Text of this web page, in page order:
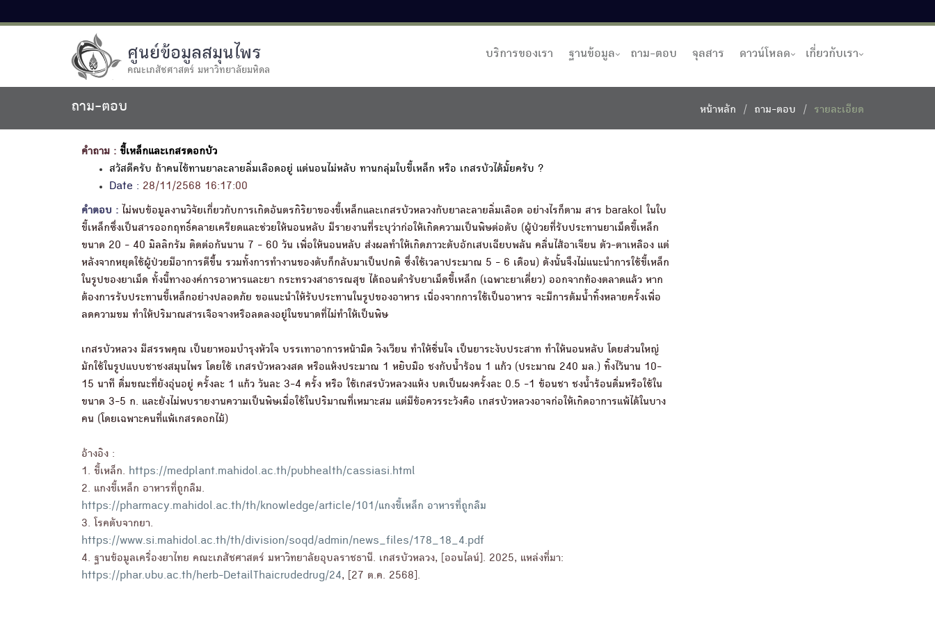
ศูนย์ข้อมูลสมุนไพร
คณะเภสัชศาสตร์ มหาวิทยาลัยมหิดล
บริการของเรา ฐานข้อมูล ถาม-ตอบ จุลสาร ดาวน์โหลด เกี่ยวกับเรา
ถาม-ตอบ หน้าหลัก ถาม-ตอบ รายละเอียด
คำถาม : ขี้เหล็กและเกสรดอกบัว
สวัสดีครับ ถ้าคนไข้ทานยาละลายลิ่มเลือดอยู่ แต่นอนไม่หลับ ทานกลุ่มใบขี้เหล็ก หรือ เกสรบัวได้มั้ยครับ ?
Date : 28/11/2568 16:17:00
คำตอบ : ไม่พบข้อมูลงานวิจัยเกี่ยวกับการเกิดอันตรกิริยาของขี้เหล็กและเกสรบัวหลวงกับยาละลายลิ่มเลือด อย่างไรก็ตาม สาร barakol ในใบ
ขี้เหล็กซึ่งเป็นสารออกฤทธิ์คลายเครียดและช่วยให้นอนหลับ มีรายงานที่ระบุว่าก่อให้เกิดความเป็นพิษต่อตับ (ผู้ป่วยที่รับประทานยาเม็ดขี้เหล็ก
ขนาด 20 - 40 มิลลิกรัม ติดต่อกันนาน 7 - 60 วัน เพื่อให้นอนหลับ ส่งผลทำให้เกิดภาวะตับอักเสบเฉียบพลัน คลื่นไส้อาเจียน ตัว-ตาเหลือง แต่
หลังจากหยุดใช้ผู้ป่วยมีอาการดีขึ้น รวมทั้งการทำงานของตับก็กลับมาเป็นปกติ ซึ่งใช้เวลาประมาณ 5 - 6 เดือน) ดังนั้นจึงไม่แนะนำการใช้ขี้เหล็ก
ในรูปของยาเม็ด ทั้งนี้ทางองค์การอาหารและยา กระทรวงสาธารณสุข ได้ถอนตำรับยาเม็ดขี้เหล็ก (เฉพาะยาเดี่ยว) ออกจากท้องตลาดแล้ว หาก
ต้องการรับประทานขี้เหล็กอย่างปลอดภัย ขอแนะนำให้รับประทานในรูปของอาหาร เนื่องจากการใช้เป็นอาหาร จะมีการต้มน้ำทิ้งหลายครั้งเพื่อ
ลดความขม ทำให้ปริมาณสารเจือจางหรือลดลงอยู่ในขนาดที่ไม่ทำให้เป็นพิษ
เกสรบัวหลวง มีสรรพคุณ เป็นยาหอมบำรุงหัวใจ บรรเทาอาการหน้ามืด วิงเวียน ทำให้ชื่นใจ เป็นยาระงับประสาท ทำให้นอนหลับ โดยส่วนใหญ่
มักใช้ในรูปแบบชาชงสมุนไพร โดยใช้ เกสรบัวหลวงสด หรือแห้งประมาณ 1 หยิบมือ ชงกับน้ำร้อน 1 แก้ว (ประมาณ 240 มล.) ทิ้งไว้นาน 10-
15 นาที ดื่มขณะที่ยังอุ่นอยู่ ครั้งละ 1 แก้ว วันละ 3-4 ครั้ง หรือ ใช้เกสรบัวหลวงแห้ง บดเป็นผงครั้งละ 0.5 -1 ข้อนชา ชงน้ำร้อนดื่มหรือใช้ใน
ขนาด 3-5 ก. และยังไม่พบรายงานความเป็นพิษเมื่อใช้ในปริมาณที่เหมาะสม แต่มีข้อควรระวังคือ เกสรบัวหลวงอาจก่อให้เกิดอาการแพ้ได้ในบาง
คน (โดยเฉพาะคนที่แพ้เกสรดอกไม้)
อ้างอิง :
1. ขี้เหล็ก. https://medplant.mahidol.ac.th/pubhealth/cassiasi.html
2. แกงขี้เหล็ก อาหารที่ถูกลืม.
https://pharmacy.mahidol.ac.th/th/knowledge/article/101/แกงขี้เหล็ก อาหารที่ถูกลืม
3. โรคตับจากยา.
https://www.si.mahidol.ac.th/th/division/soqd/admin/news_files/178_18_4.pdf
4. ฐานข้อมูลเครื่องยาไทย คณะเภสัชศาสตร์ มหาวิทยาลัยอุบลราชธานี. เกสรบัวหลวง, [ออนไลน์]. 2025, แหล่งที่มา:
https://phar.ubu.ac.th/herb-DetailThaicrudedrug/24, [27 ต.ค. 2568].